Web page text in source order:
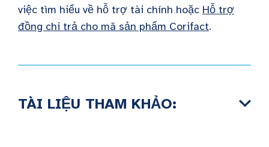
việc tìm hiểu về hỗ trợ tài chính hoặc Hỗ trợ
đồng chi trả cho mã sản phẩm Corifact.
TÀI LIỆU THAM KHẢO: